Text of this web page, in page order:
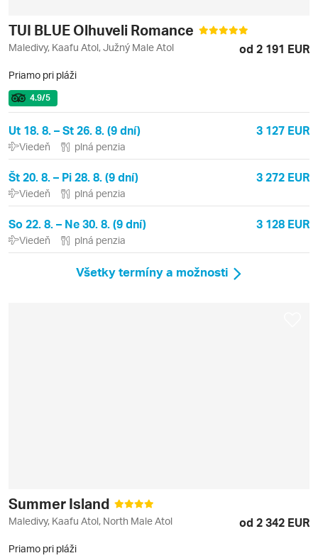
TUI BLUE Olhuveli Romance
Maledivy, Kaafu Atol, Južný Male Atol od 2 191 EUR
Priamo pri pláži
4.9/5
Ut 18. 8. – St 26. 8. (9 dní) 3 127 EUR
Viedeň plná penzia
Št 20. 8. – Pi 28. 8. (9 dní) 3 272 EUR
Viedeň plná penzia
So 22. 8. – Ne 30. 8. (9 dní) 3 128 EUR
Viedeň plná penzia
Všetky termíny a možnosti
Summer Island
Maledivy, Kaafu Atol, North Male Atol od 2 342 EUR
Priamo pri pláži